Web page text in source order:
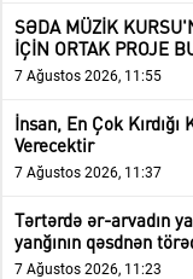
SƏDA MÜZİK
İÇİN ORTAK PROJE
7 Ağustos 2026, 11:55
İnsan, En Çok Kırdığı
Verecektir
7 Ağustos 2026, 11:37
Tərtərdə ər-arvadın
yanğının qəsdnən
7 Ağustos 2026, 11:23